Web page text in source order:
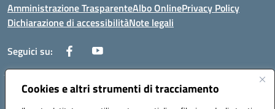
Cookies e altri strumenti di tracciamento
Amministrazione TrasparenteAlbo OnlinePrivacy Policy
Dichiarazione di accessibilitàNote legali
Seguici su:
Via Negroni - 87100 Cosenza
Telefono e Fax: 098433104